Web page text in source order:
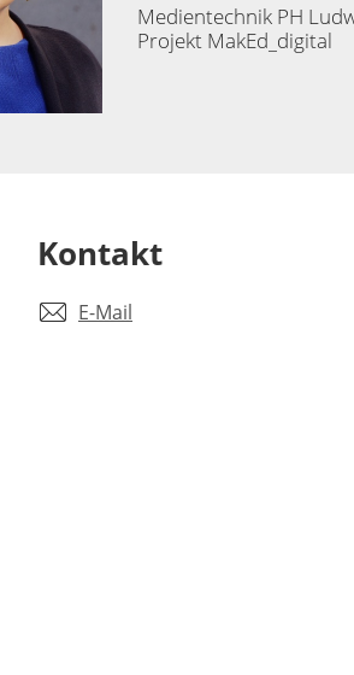
Medientechnik PH
Projekt MakEd_digital
Kontakt
E-Mail